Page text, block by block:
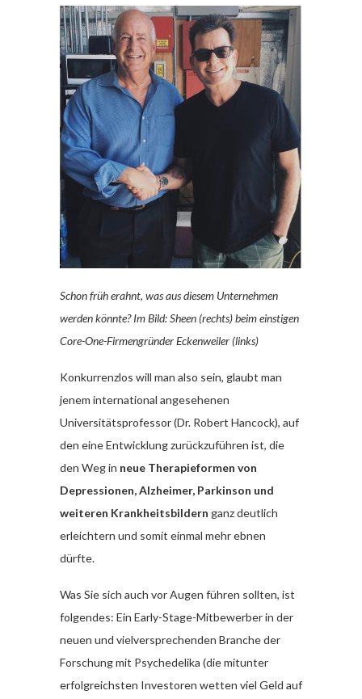
Schon früh erahnt, was aus diesem Unternehmen
werden könnte? Im Bild: Sheen (rechts) beim einstigen
Core-One-Firmengründer Eckenweiler (links)
Konkurrenzlos will man also sein, glaubt man
jenem international angesehenen
Universitätsprofessor (Dr. Robert Hancock), auf
den eine Entwicklung zurückzuführen ist, die
den Weg in neue Therapieformen von
Depressionen, Alzheimer, Parkinson und
weiteren Krankheitsbildern ganz deutlich
erleichtern und somit einmal mehr ebnen
dürfte.
Was Sie sich auch vor Augen führen sollten, ist
folgendes: Ein Early-Stage-Mitbewerber in der
neuen und vielversprechenden Branche der
Forschung mit Psychedelika (die mitunter
erfolgreichsten Investoren wetten viel Geld auf